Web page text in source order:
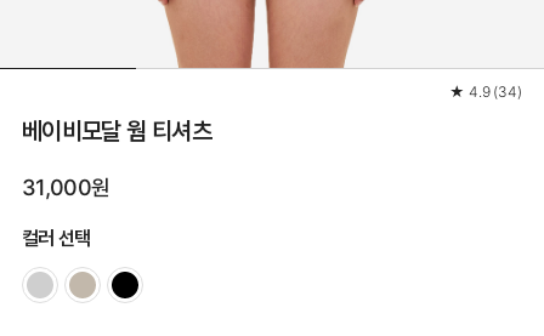
★ 4.9 (34)
베이비모달 웜 티셔츠
31,000원
컬러 선택